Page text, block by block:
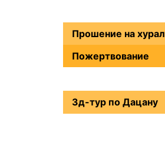
Прошение на хурал
Пожертвование
3д-тур по Дацану